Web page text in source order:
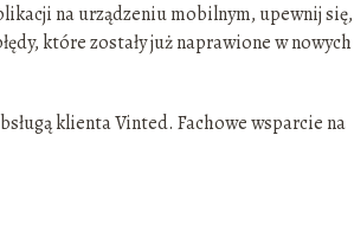
na urządzeniu mobilnym, upewnij się,
które zostały już naprawione w nowych
klienta Vinted. Fachowe wsparcie na